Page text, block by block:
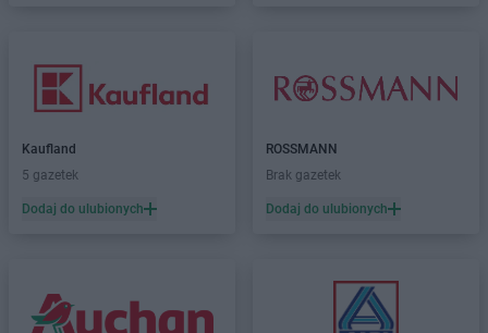
Kaufland
5 gazetek
Dodaj do ulubionych
ROSSMANN
Brak gazetek
Dodaj do ulubionych